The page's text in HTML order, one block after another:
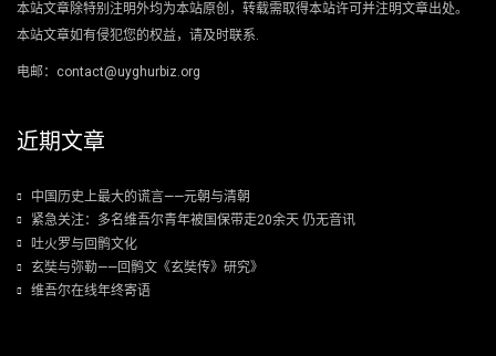
本站文章除特别注明外均为本站原创，转载需取得本站许可并注明文章出处。
本站文章如有侵犯您的权益，请及时联系.
电邮：contact@uyghurbiz.org
近期文章
中国历史上最大的谎言——元朝与清朝
紧急关注：多名维吾尔青年被国保带走20余天 仍无音讯
吐火罗与回鹘文化
玄奘与弥勒——回鹘文《玄奘传》研究》
维吾尔在线年终寄语